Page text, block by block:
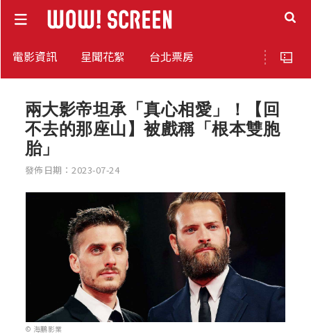
電影資訊 星聞花絮 台北票房
兩大影帝坦承「真心相愛」！【回
不去的那座山】被戲稱「根本雙胞
胎」
發佈日期：2023-07-24
© 海鵬影業